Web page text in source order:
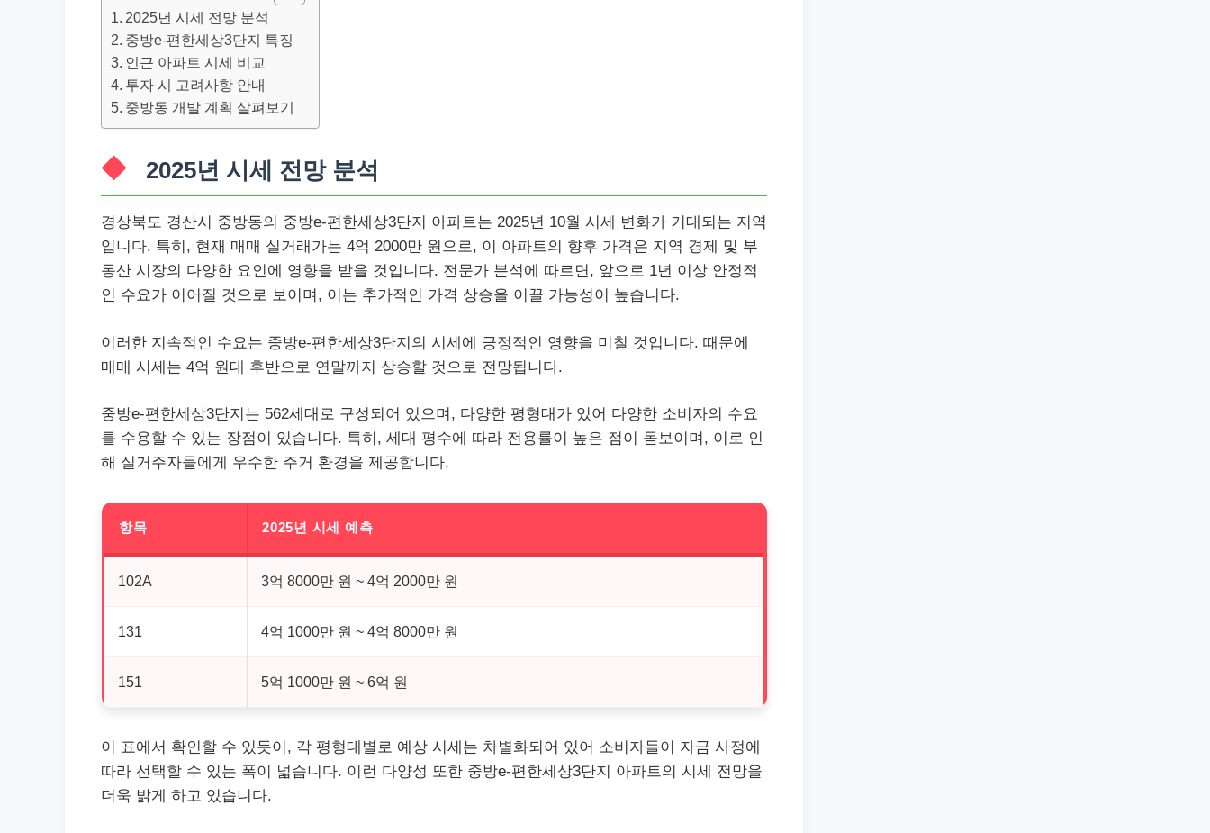
2025년 시세 전망 분석
중방e-편한세상3단지 특징
인근 아파트 시세 비교
투자 시 고려사항 안내
중방동 개발 계획 살펴보기
2025년 시세 전망 분석
경상북도 경산시 중방동의 중방e-편한세상3단지 아파트는 2025년 10월 시세 변화가 기대되는 지역
입니다. 특히, 현재 매매 실거래가는 4억 2000만 원으로, 이 아파트의 향후 가격은 지역 경제 및 부
동산 시장의 다양한 요인에 영향을 받을 것입니다. 전문가 분석에 따르면, 앞으로 1년 이상 안정적
인 수요가 이어질 것으로 보이며, 이는 추가적인 가격 상승을 이끌 가능성이 높습니다.
이러한 지속적인 수요는 중방e-편한세상3단지의 시세에 긍정적인 영향을 미칠 것입니다. 때문에
매매 시세는 4억 원대 후반으로 연말까지 상승할 것으로 전망됩니다.
중방e-편한세상3단지는 562세대로 구성되어 있으며, 다양한 평형대가 있어 다양한 소비자의 수요
를 수용할 수 있는 장점이 있습니다. 특히, 세대 평수에 따라 전용률이 높은 점이 돋보이며, 이로 인
해 실거주자들에게 우수한 주거 환경을 제공합니다.
항목 2025년 시세 예측
102A 3억 8000만 원 ~ 4억 2000만 원
131 4억 1000만 원 ~ 4억 8000만 원
151 5억 1000만 원 ~ 6억 원
이 표에서 확인할 수 있듯이, 각 평형대별로 예상 시세는 차별화되어 있어 소비자들이 자금 사정에
따라 선택할 수 있는 폭이 넓습니다. 이런 다양성 또한 중방e-편한세상3단지 아파트의 시세 전망을
더욱 밝게 하고 있습니다.